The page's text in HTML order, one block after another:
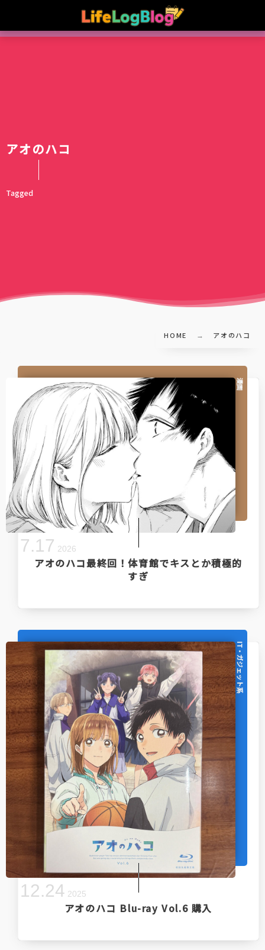
アオのハコ
Tagged
HOME アオのハコ
漫画
アオのハコ最終回！体育館でキスとか積極的
すぎ
7.17 2026
IT・ガジェット系
アオのハコ Blu-ray Vol.6 購入
12.24 2025